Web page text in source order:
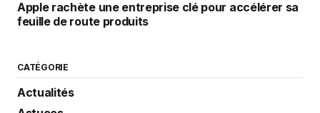
Apple rachète une entreprise clé pour accélérer sa
feuille de route produits
CATÉGORIE
Actualités